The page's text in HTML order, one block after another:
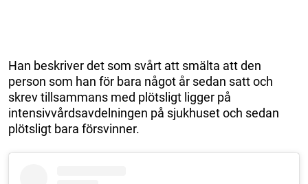
Han beskriver det som svårt att smälta att den
person som han för bara något år sedan satt och
skrev tillsammans med plötsligt ligger på
intensivvårdsavdelningen på sjukhuset och sedan
plötsligt bara försvinner.